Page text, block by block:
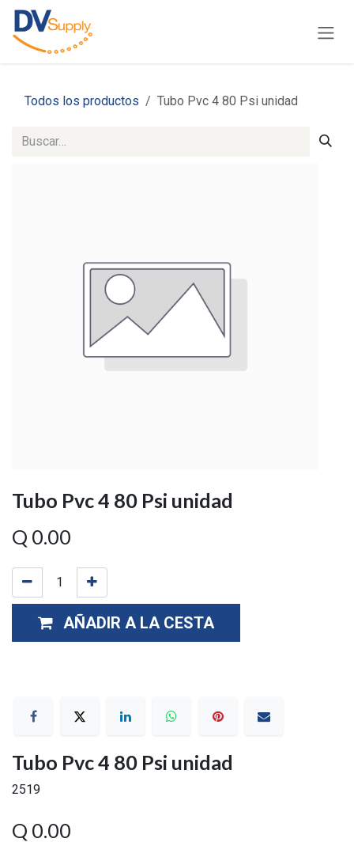
Ir al contenido
Todos los productos Tubo Pvc 4 80 Psi unidad
Tubo Pvc 4 80 Psi unidad
Q 0.00
AÑADIR A LA CESTA
Tubo Pvc 4 80 Psi unidad
2519
Q 0.00